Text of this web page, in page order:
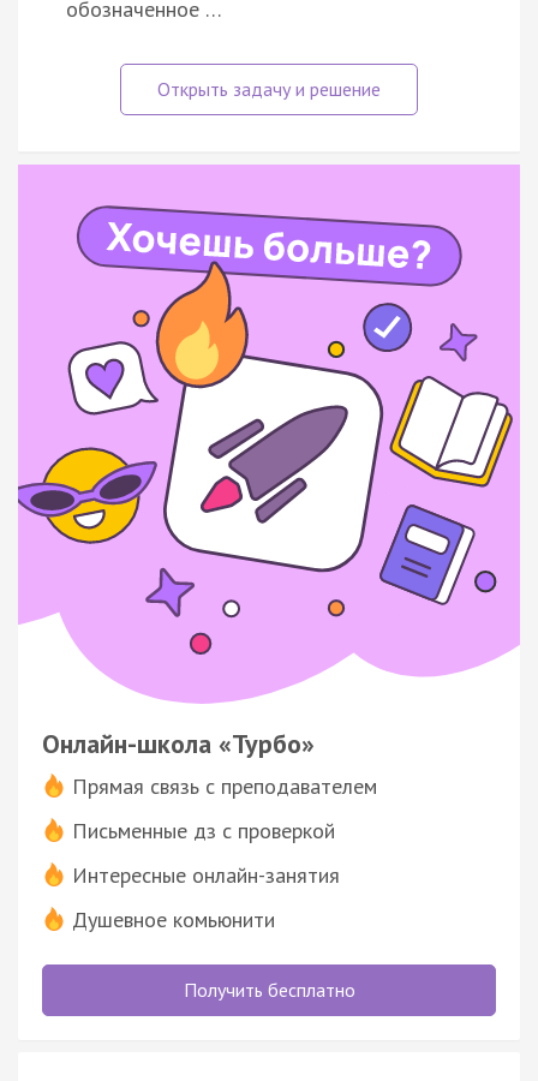
обозначенное …
Онлайн-школа «Турбо»
Прямая связь с преподавателем
Письменные дз с проверкой
Интересные онлайн-занятия
Душевное комьюнити
Получить бесплатно